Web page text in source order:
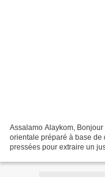
Assalamo Alaykom,
orientale préparé à base de
pressées pour extraire un